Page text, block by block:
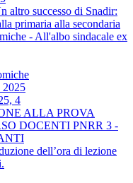
altro successo di Snadir:
primaria alla secondaria
- All'albo sindacale ex
4
ALLA PROVA
DOCENTI PNRR 3 -
dell’ora di lezione